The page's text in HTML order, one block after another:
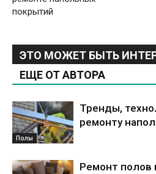
покрытий
ЭТО МОЖЕТ БЫТЬ
ЕЩЕ ОТ АВТОРА
Полы
Тренды,
ремонту
Ремонт полов